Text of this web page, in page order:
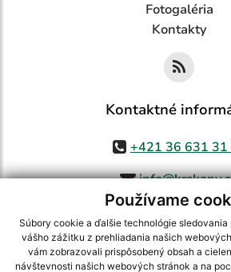
Používame
Súbory cookie a ďalšie technológie
vášho zážitku z prehliadania našich
vám zobrazovali prispôsobený obsah a
návštevnosti našich webových stránok a na
Fotogaléria
Kontakty
Kontaktné
+421 36 631 31
využite možnosť získavania aktuálnych
CMS systém (redakčný) systém ECHELON 2,